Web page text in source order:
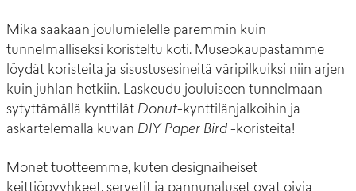
Mikä saakaan joulumielelle paremmin kuin
tunnelmalliseksi koristeltu koti. Museokaupastamme
löydät koristeita ja sisustusesineitä väripilkuiksi niin arjen
kuin juhlan hetkiin. Laskeudu jouluiseen tunnelmaan
sytyttämällä kynttilät Donut-kynttilänjalkoihin ja
askartelemalla kuvan DIY Paper Bird -koristeita!
Monet tuotteemme, kuten designaiheiset
keittiöpyyhkeet, servetit ja pannunaluset ovat oivia